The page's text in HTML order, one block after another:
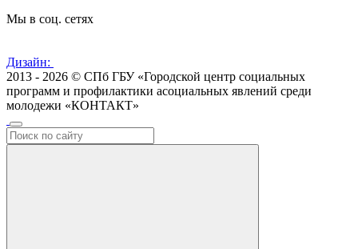
Мы в соц. сетях
Дизайн:
2013 - 2026 © СПб ГБУ «Городской центр социальных
программ и профилактики асоциальных явлений среди
молодежи «КОНТАКТ»